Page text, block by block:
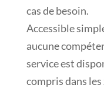
cas de besoin.
Accessible
aucune
service est
compris dans